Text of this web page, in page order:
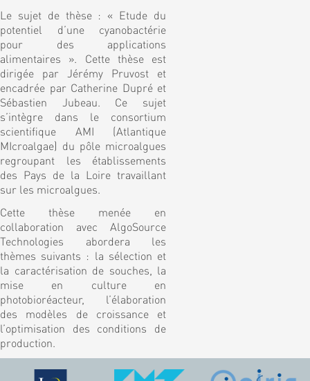
Le sujet de thèse : « Etude du
potentiel d’une cyanobactérie
pour des applications
alimentaires ». Cette thèse est
dirigée par Jérémy Pruvost et
encadrée par Catherine Dupré et
Sébastien Jubeau. Ce sujet
s’intègre dans le consortium
scientifique AMI (Atlantique
MIcroalgae) du pôle microalgues
regroupant les établissements
des Pays de la Loire travaillant
sur les microalgues.
Cette thèse menée en
collaboration avec AlgoSource
Technologies abordera les
thèmes suivants : la sélection et
la caractérisation de souches, la
mise en culture en
photobioréacteur, l’élaboration
des modèles de croissance et
l’optimisation des conditions de
production.